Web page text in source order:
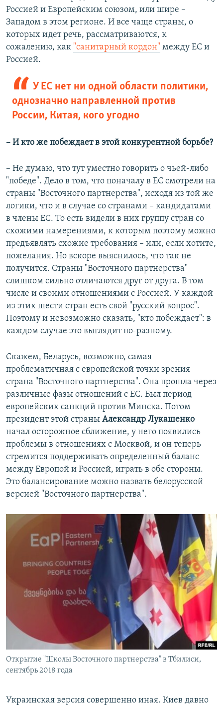
Россией и Европейским союзом, или шире –
Западом в этом регионе. И все чаще страны, о
которых идет речь, рассматриваются, к
сожалению, как "санитарный кордон" между ЕС и
Россией.
У ЕС нет ни одной области политики,
однозначно направленной против
России, Китая, кого угодно
– И кто же побеждает в этой конкурентной борьбе?
– Не думаю, что тут уместно говорить о чьей-либо
"победе". Дело в том, что поначалу в ЕС смотрели на
страны "Восточного партнерства", исходя из той же
логики, что и в случае со странами – кандидатами
в члены ЕС. То есть видели в них группу стран со
схожими намерениями, к которым поэтому можно
предъявлять схожие требования – или, если хотите,
пожелания. Но вскоре выяснилось, что так не
получится. Страны "Восточного партнерства"
слишком сильно отличаются друг от друга. В том
числе и своими отношениями с Россией. У каждой
из этих шести стран есть свой "русский вопрос".
Поэтому и невозможно сказать, "кто побеждает": в
каждом случае это выглядит по-разному.
Скажем, Беларусь, возможно, самая
проблематичная с европейской точки зрения
страна "Восточного партнерства". Она прошла через
различные фазы отношений с ЕС. Был период
европейских санкций против Минска. Потом
президент этой страны Александр Лукашенко
начал осторожное сближение, у него появились
проблемы в отношениях с Москвой, и он теперь
стремится поддерживать определенный баланс
между Европой и Россией, играть в обе стороны.
Это балансирование можно назвать белорусской
версией "Восточного партнерства".
Открытие "Школы Восточного партнерства" в Тбилиси,
сентябрь 2018 года
Украинская версия совершенно иная. Киев давно